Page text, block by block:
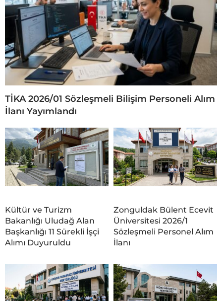
TİKA 2026/01 Sözleşmeli Bilişim Personeli Alım
İlanı Yayımlandı
Kültür ve Turizm
Bakanlığı Uludağ Alan
Başkanlığı 11 Sürekli İşçi
Alımı Duyuruldu
Zonguldak Bülent Ecevit
Üniversitesi 2026/1
Sözleşmeli Personel Alım
İlanı